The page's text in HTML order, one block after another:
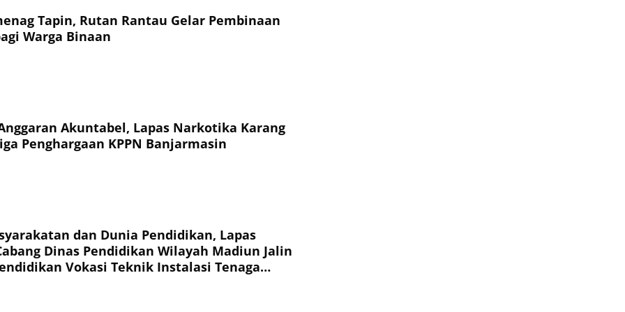
Tapin, Rutan Rantau Gelar Pembinaan
Warga Binaan
Akuntabel, Lapas Narkotika Karang
Penghargaan KPPN Banjarmasin
dan Dunia Pendidikan, Lapas
Dinas Pendidikan Wilayah Madiun Jalin
Vokasi Teknik Instalasi Tenaga
Binaan